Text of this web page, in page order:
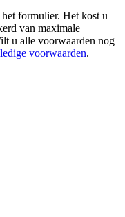
formulier. Het kost u
van maximale
u alle voorwaarden nog
voorwaarden.